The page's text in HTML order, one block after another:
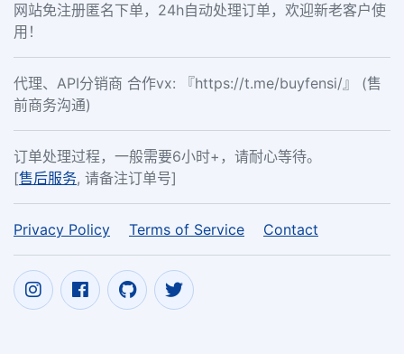
网站免注册匿名下单，24h自动处理订单，欢迎新老客户使
用！
代理、API分销商 合作vx: 『https://t.me/buyfensi/』 (售
前商务沟通)
订单处理过程，一般需要6小时+，请耐心等待。
[售后服务, 请备注订单号]
Privacy Policy Terms of Service Contact